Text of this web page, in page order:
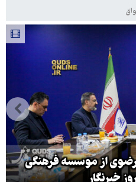
رضوی از موسسه فرهنگی